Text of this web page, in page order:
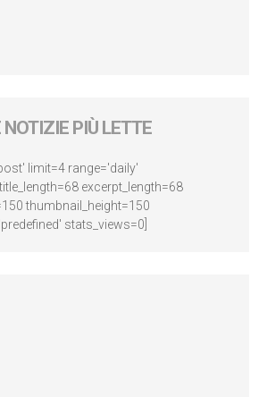
NOTIZIE PIÙ LETTE
limit=4 range='daily'
excerpt_length=68
thumbnail_height=150
stats_views=0]